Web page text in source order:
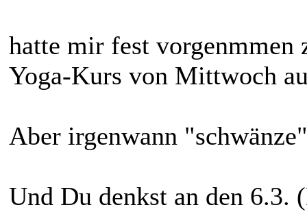
hatte mir fest vorgenmmen
Yoga-Kurs von Mittwoch
Aber irgenwann
Und Du denkst an den 6.3.